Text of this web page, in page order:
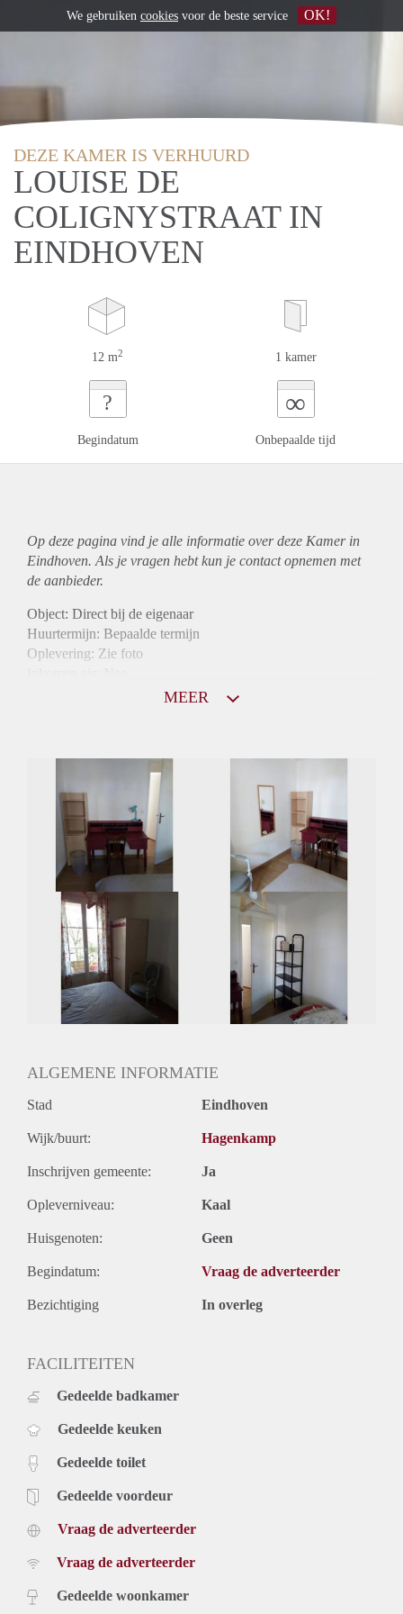
DEZE KAMER IS VERHUURD
LOUISE DE
COLIGNYSTRAAT IN
EINDHOVEN
12 m2 1 kamer
?
Begindatum
∞
Onbepaalde tijd
Op deze pagina vind je alle informatie over deze Kamer in
Eindhoven. Als je vragen hebt kun je contact opnemen met
de aanbieder.
Object: Direct bij de eigenaar
Huurtermijn: Bepaalde termijn
Oplevering: Zie foto
Gedeelde woonkamer: Ja
Huisgenoten: Ja
Geslacht huisgenoten: Gemengd
MEER
ALGEMENE INFORMATIE
Stad Eindhoven
Wijk/buurt: Hagenkamp
Inschrijven gemeente: Ja
Opleverniveau: Kaal
Huisgenoten: Geen
Begindatum: Vraag de adverteerder
Bezichtiging In overleg
FACILITEITEN
Gedeelde badkamer
Gedeelde keuken
Gedeelde toilet
Gedeelde voordeur
Vraag de adverteerder
Vraag de adverteerder
Gedeelde woonkamer
We gebruiken cookies voor de beste service OK!